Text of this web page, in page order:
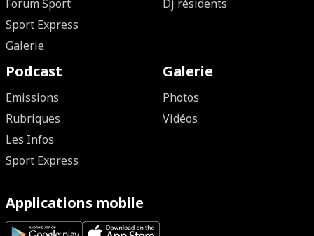
Forum Sport
Sport Express
Galerie
Dj résidents
Podcast
Emissions
Rubriques
Les Infos
Sport Express
Galerie
Photos
Vidéos
Applications mobile